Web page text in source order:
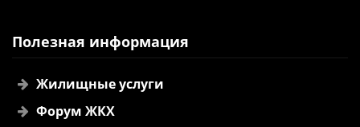
Полезная информация
Жилищные услуги
Форум ЖКХ